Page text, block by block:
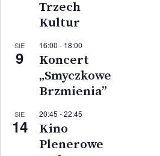
Trzech
Kultur
SIE
9
16:00 - 18:00
Koncert
„Smyczkowe
Brzmienia”
SIE
14
20:45 -22:45
Kino
Plenerowe